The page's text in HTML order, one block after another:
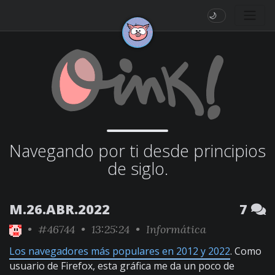
🌙
Navegando por ti desde principios
de siglo.
M.26.ABR.2022 7
• #46744 • 13:25:24 • Informática
Los navegadores más populares en 2012 y 2022. Como
usuario de Firefox, esta gráfica me da un poco de